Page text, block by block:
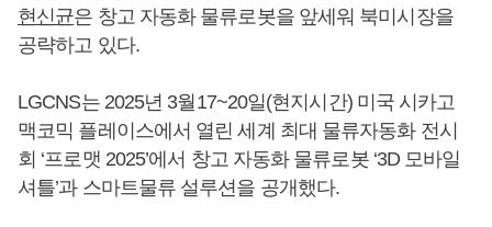
현신균은 창고 자동화 물류로봇을 앞세워 북미시장을
공략하고 있다.
LGCNS는 2025년 3월17~20일(현지시간) 미국 시카고
맥코믹 플레이스에서 열린 세계 최대 물류자동화 전시
회 ‘프로맷 2025’에서 창고 자동화 물류로봇 ‘3D 모바일
셔틀’과 스마트물류 설루션을 공개했다.